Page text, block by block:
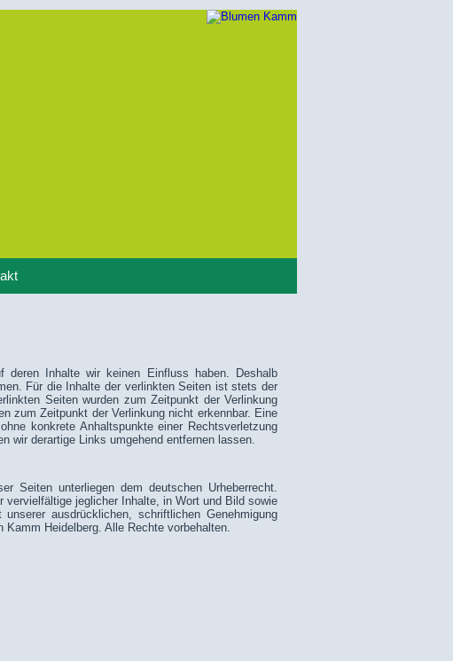
deren Inhalte wir keinen Einfluss haben. Deshalb
Für die Inhalte der verlinkten Seiten ist stets der
Seiten wurden zum Zeitpunkt der Verlinkung
zum Zeitpunkt der Verlinkung nicht erkennbar. Eine
konkrete Anhaltspunkte einer Rechtsverletzung
wir derartige Links umgehend entfernen lassen.
Seiten unterliegen dem deutschen Urheberrecht.
jeglicher Inhalte, in Wort und Bild sowie
ausdrücklichen, schriftlichen Genehmigung
Kamm Heidelberg. Alle Rechte vorbehalten.